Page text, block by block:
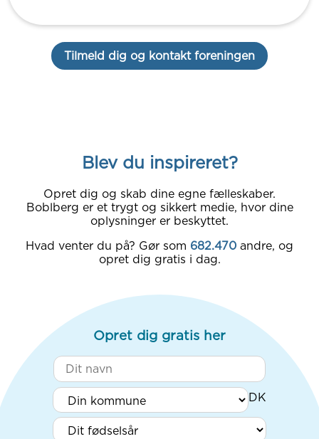
Tilmeld dig og kontakt foreningen
Blev du inspireret?
Opret dig og skab dine egne fælleskaber.
Boblberg er et trygt og sikkert medie, hvor dine
oplysninger er beskyttet.
Hvad venter du på? Gør som 682.470 andre, og
opret dig gratis i dag.
Opret dig gratis her